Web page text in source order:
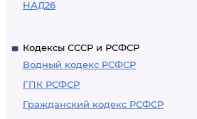
НАД26
Кодексы СССР и РСФСР
Водный кодекс РСФСР
ГПК РСФСР
Гражданский кодекс РСФСР